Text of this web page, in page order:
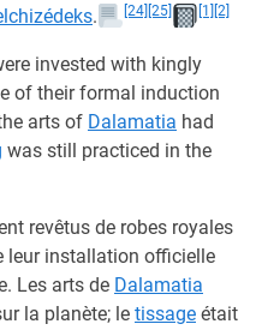
. [24] [25] [1] [2]
invested with kingly
of their formal induction
arts of Dalamatia had
was still practiced in the
revêtus de robes royales
leur installation officielle
Les arts de Dalamatia
la planète; le tissage était